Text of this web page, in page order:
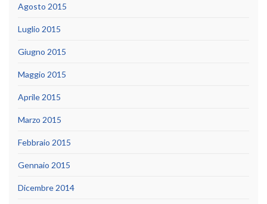
Agosto 2015
Luglio 2015
Giugno 2015
Maggio 2015
Aprile 2015
Marzo 2015
Febbraio 2015
Gennaio 2015
Dicembre 2014